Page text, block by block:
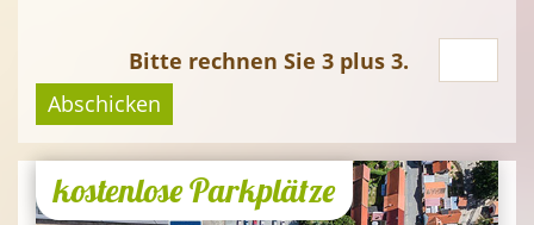
Bitte rechnen Sie 3 plus 3.
Abschicken
kostenlose Parkplätze